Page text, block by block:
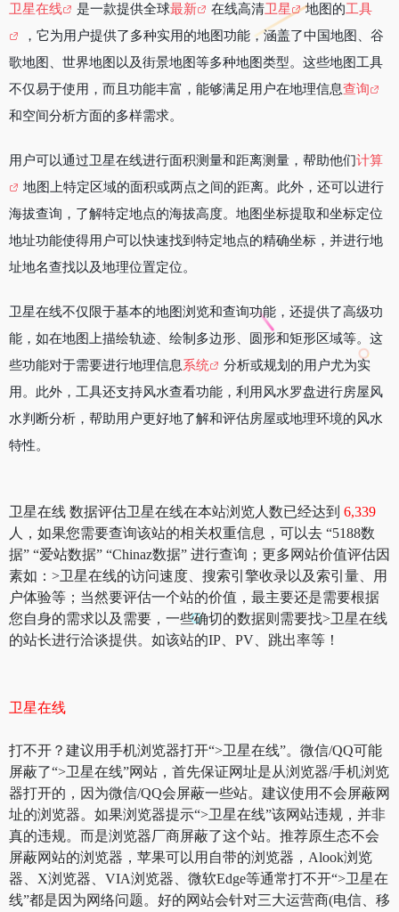
卫星在线 是一款提供全球最新 在线高清卫星 地图的工具
，它为用户提供了多种实用的地图功能，涵盖了中国地图、谷
歌地图、世界地图以及街景地图等多种地图类型。这些地图工具
不仅易于使用，而且功能丰富，能够满足用户在地理信息查询
和空间分析方面的多样需求。
用户可以通过卫星在线进行面积测量和距离测量，帮助他们计算
地图上特定区域的面积或两点之间的距离。此外，还可以进行
海拔查询，了解特定地点的海拔高度。地图坐标提取和坐标定位
地址功能使得用户可以快速找到特定地点的精确坐标，并进行地
址地名查找以及地理位置定位。
卫星在线不仅限于基本的地图浏览和查询功能，还提供了高级功
能，如在地图上描绘轨迹、绘制多边形、圆形和矩形区域等。这
些功能对于需要进行地理信息系统
分析或规划的用户尤为实
用。此外，工具还支持风水查看功能，利用风水罗盘进行房屋风
水判断分析，帮助用户更好地了解和评估房屋或地理环境的风水
特性。
卫星在线 数据评估卫星在线在本站浏览人数已经达到 6,339
人，如果您需要查询该站的相关权重信息，可以去 “5188数
据” “爱站数据” “Chinaz数据” 进行查询；更多网站价值评估因
素如：>卫星在线的访问速度、搜索引擎收录以及索引量、用
户体验等；当然要评估一个站的价值，最主要还是需要根据
您自身的需求以及需要，一些确切的数据则需要找>卫星在线
的站长进行洽谈提供。如该站的IP、PV、跳出率等！
卫星在线
打不开？建议用手机浏览器打开“>卫星在线”。微信/QQ可能
屏蔽了“>卫星在线”网站，首先保证网址是从浏览器/手机浏览
器打开的，因为微信/QQ会屏蔽一些站。建议使用不会屏蔽网
址的浏览器。如果浏览器提示“>卫星在线”该网站违规，并非
真的违规。而是浏览器厂商屏蔽了这个站。推荐原生态不会
屏蔽网站的浏览器，苹果可以用自带的浏览器，Alook浏览
器、X浏览器、VIA浏览器、微软Edge等通常打不开“>卫星在
线”都是因为网络问题。好的网站会针对三大运营商(电信、移